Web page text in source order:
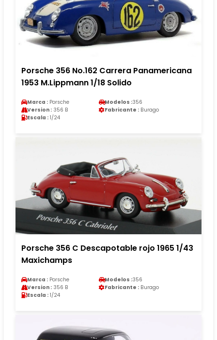
Porsche 356 No.162 Carrera Panamericana
1953 M.Lippmann 1/18 Solido
Marca : Porsche Modelos :356
Version : 356 B Fabricante : Burago
Escala : 1/24
Porsche 356 C Descapotable rojo 1965 1/43
Maxichamps
Marca : Porsche Modelos :356
Version : 356 B Fabricante : Burago
Escala : 1/24